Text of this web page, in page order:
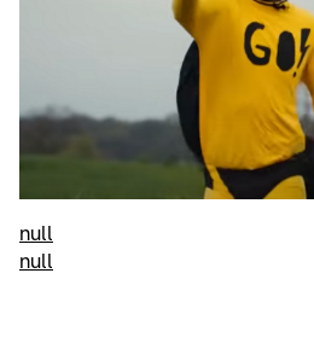
null
null